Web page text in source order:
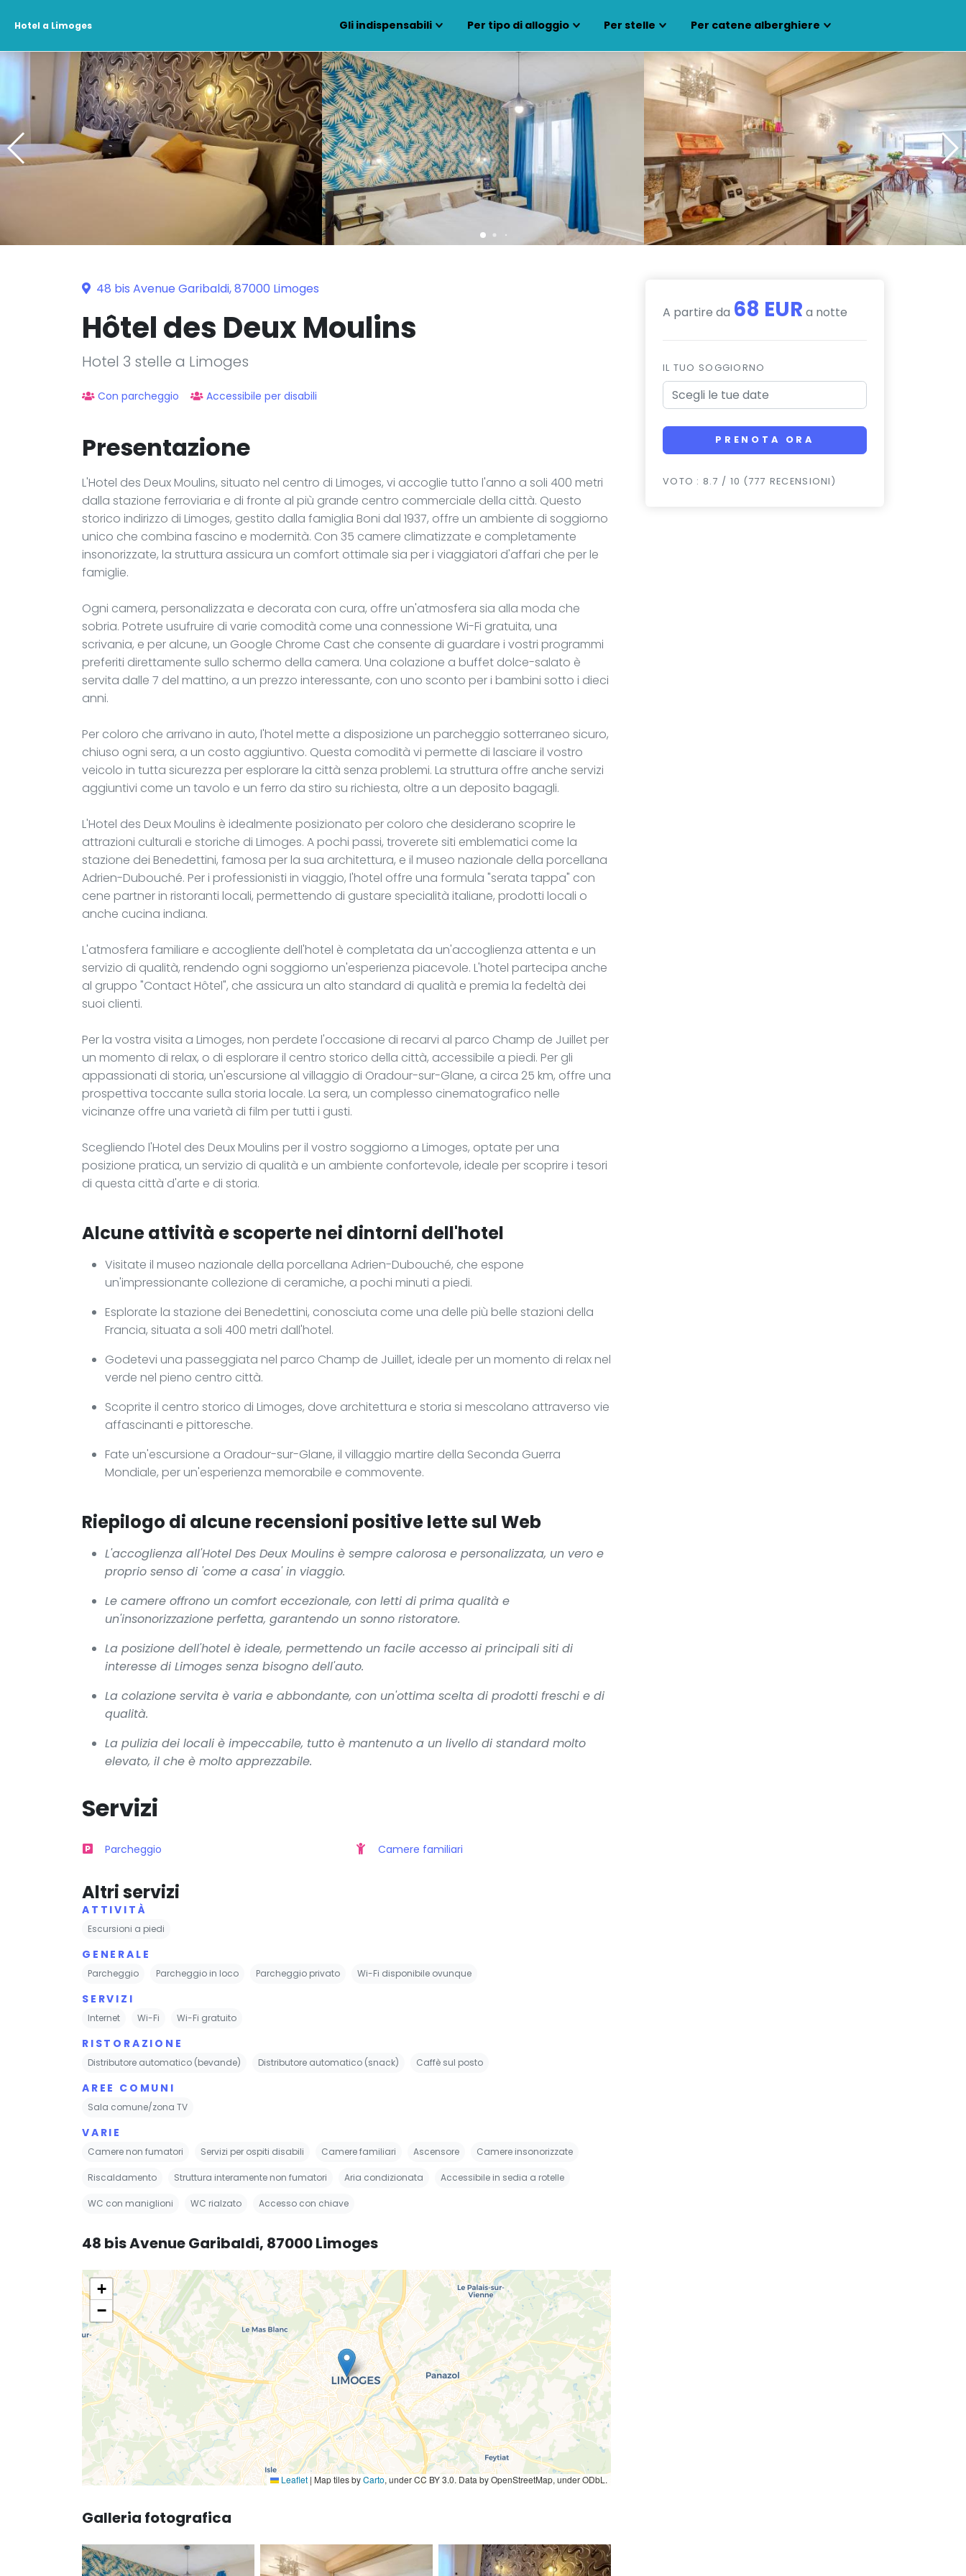
Hotel a Limoges Gli indispensabili Per tipo di alloggio Per stelle Per catene alberghiere
48 bis Avenue Garibaldi, 87000 Limoges
Hôtel des Deux Moulins
Hotel 3 stelle a Limoges
Con parcheggio Accessibile per disabili
Presentazione
L'Hotel des Deux Moulins, situato nel centro di Limoges, vi accoglie tutto l'anno a soli 400 metri
dalla stazione ferroviaria e di fronte al più grande centro commerciale della città. Questo
storico indirizzo di Limoges, gestito dalla famiglia Boni dal 1937, offre un ambiente di soggiorno
unico che combina fascino e modernità. Con 35 camere climatizzate e completamente
insonorizzate, la struttura assicura un comfort ottimale sia per i viaggiatori d'affari che per le
famiglie.
Ogni camera, personalizzata e decorata con cura, offre un'atmosfera sia alla moda che
sobria. Potrete usufruire di varie comodità come una connessione Wi-Fi gratuita, una
scrivania, e per alcune, un Google Chrome Cast che consente di guardare i vostri programmi
preferiti direttamente sullo schermo della camera. Una colazione a buffet dolce-salato è
servita dalle 7 del mattino, a un prezzo interessante, con uno sconto per i bambini sotto i dieci
anni.
Per coloro che arrivano in auto, l'hotel mette a disposizione un parcheggio sotterraneo sicuro,
chiuso ogni sera, a un costo aggiuntivo. Questa comodità vi permette di lasciare il vostro
veicolo in tutta sicurezza per esplorare la città senza problemi. La struttura offre anche servizi
aggiuntivi come un tavolo e un ferro da stiro su richiesta, oltre a un deposito bagagli.
L'Hotel des Deux Moulins è idealmente posizionato per coloro che desiderano scoprire le
attrazioni culturali e storiche di Limoges. A pochi passi, troverete siti emblematici come la
stazione dei Benedettini, famosa per la sua architettura, e il museo nazionale della porcellana
Adrien-Dubouché. Per i professionisti in viaggio, l'hotel offre una formula "serata tappa" con
cene partner in ristoranti locali, permettendo di gustare specialità italiane, prodotti locali o
anche cucina indiana.
L'atmosfera familiare e accogliente dell'hotel è completata da un'accoglienza attenta e un
servizio di qualità, rendendo ogni soggiorno un'esperienza piacevole. L'hotel partecipa anche
al gruppo "Contact Hôtel", che assicura un alto standard di qualità e premia la fedeltà dei
suoi clienti.
Per la vostra visita a Limoges, non perdete l'occasione di recarvi al parco Champ de Juillet per
un momento di relax, o di esplorare il centro storico della città, accessibile a piedi. Per gli
appassionati di storia, un'escursione al villaggio di Oradour-sur-Glane, a circa 25 km, offre una
prospettiva toccante sulla storia locale. La sera, un complesso cinematografico nelle
vicinanze offre una varietà di film per tutti i gusti.
Scegliendo l'Hotel des Deux Moulins per il vostro soggiorno a Limoges, optate per una
posizione pratica, un servizio di qualità e un ambiente confortevole, ideale per scoprire i tesori
di questa città d'arte e di storia.
Alcune attività e scoperte nei dintorni dell'hotel
Visitate il museo nazionale della porcellana Adrien-Dubouché, che espone
un'impressionante collezione di ceramiche, a pochi minuti a piedi.
Esplorate la stazione dei Benedettini, conosciuta come una delle più belle stazioni della
Francia, situata a soli 400 metri dall'hotel.
Godetevi una passeggiata nel parco Champ de Juillet, ideale per un momento di relax nel
verde nel pieno centro città.
Scoprite il centro storico di Limoges, dove architettura e storia si mescolano attraverso vie
affascinanti e pittoresche.
Fate un'escursione a Oradour-sur-Glane, il villaggio martire della Seconda Guerra
Mondiale, per un'esperienza memorabile e commovente.
Riepilogo di alcune recensioni positive lette sul Web
L'accoglienza all'Hotel Des Deux Moulins è sempre calorosa e personalizzata, un vero e
proprio senso di 'come a casa' in viaggio.
Le camere offrono un comfort eccezionale, con letti di prima qualità e
un'insonorizzazione perfetta, garantendo un sonno ristoratore.
La posizione dell'hotel è ideale, permettendo un facile accesso ai principali siti di
interesse di Limoges senza bisogno dell'auto.
La colazione servita è varia e abbondante, con un'ottima scelta di prodotti freschi e di
qualità.
La pulizia dei locali è impeccabile, tutto è mantenuto a un livello di standard molto
elevato, il che è molto apprezzabile.
Servizi
Parcheggio Camere familiari
Altri servizi
ATTIVITÀ
Escursioni a piedi
GENERALE
Parcheggio Parcheggio in loco Parcheggio privato Wi-Fi disponibile ovunque
SERVIZI
Internet Wi-Fi Wi-Fi gratuito
RISTORAZIONE
Distributore automatico (bevande) Distributore automatico (snack) Caffè sul posto
AREE COMUNI
Sala comune/zona TV
VARIE
Camere non fumatori Servizi per ospiti disabili Camere familiari Ascensore Camere insonorizzate
Riscaldamento Struttura interamente non fumatori Aria condizionata Accessibile in sedia a rotelle
WC con maniglioni WC rialzato Accesso con chiave
48 bis Avenue Garibaldi, 87000 Limoges
+
−
Leaflet | Map tiles byCarto, under CC BY 3.0. Data by OpenStreetMap, under ODbL.
Galleria fotografica
A partire da 68 EUR a notte
IL TUO SOGGIORNO
PRENOTA ORA
VOTO : 8.7 / 10 (777 RECENSIONI)